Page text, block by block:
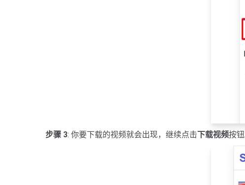
步骤 3: 你要下载的视频就会出现，继续点击下载视频按钮